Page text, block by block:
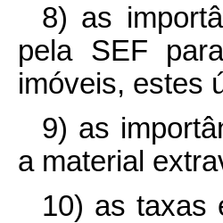
8) as
pela SEF
imóveis, estes
9) as
a material
10) as taxas